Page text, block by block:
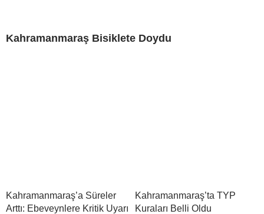
Kahramanmaraş Bisiklete Doydu
Kahramanmaraş’a Süreler
Arttı: Ebeveynlere Kritik Uyarı
Kahramanmaraş’ta TYP
Kuraları Belli Oldu